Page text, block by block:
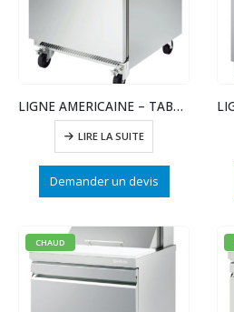
LIGNE AMERICAINE – TABLE REFRIGEREE – 1 PTE
LIRE LA SUITE
Demander un devis
CHAUD